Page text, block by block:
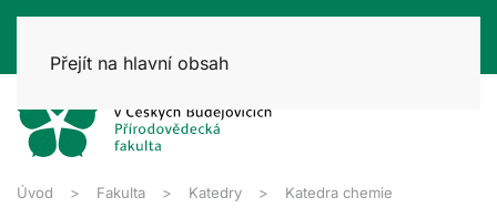
Přejít na hlavní obsah
Úvod Fakulta Katedry Katedra chemie